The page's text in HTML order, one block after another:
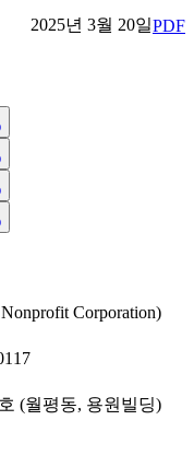
2025년 3월 20일PDF
Corporation)
(월평동, 용원빌딩)